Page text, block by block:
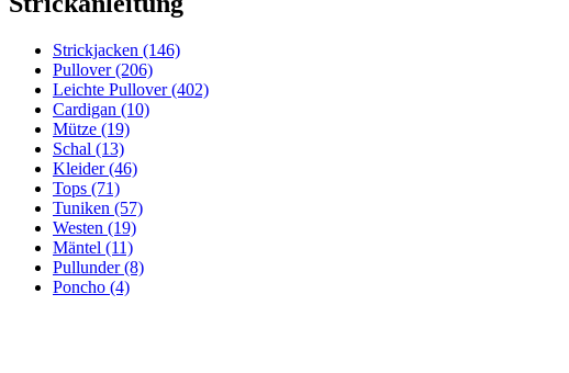
Strickjacken (146)
Pullover (206)
Leichte Pullover (402)
Cardigan (10)
Mütze (19)
Schal (13)
Kleider (46)
Tops (71)
Tuniken (57)
Westen (19)
Mäntel (11)
Pullunder (8)
Poncho (4)